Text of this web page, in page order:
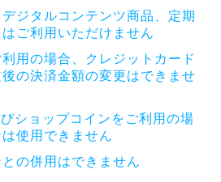
ジタルコンテンツ商品、定期
ご利用いただけません
用の場合、クレジットカード
の決済金額の変更はできませ
ショップコインをご利用の場
使用できません
の併用はできません